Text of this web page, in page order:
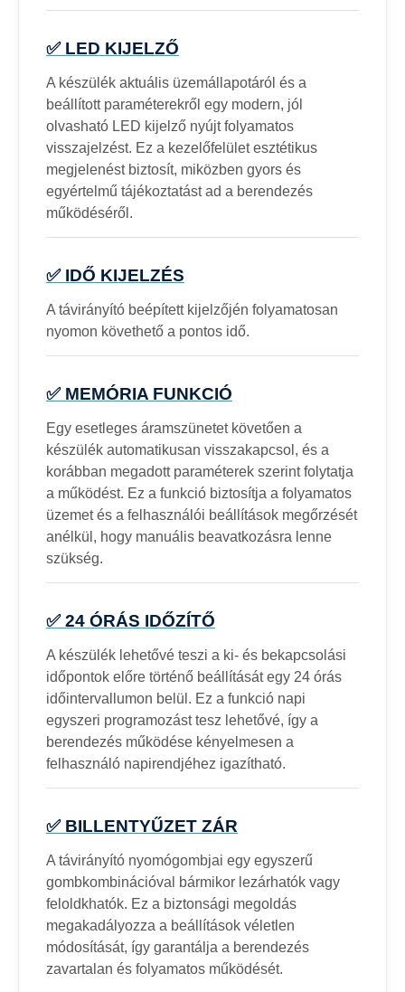
✅ LED KIJELZŐ
A készülék aktuális üzemállapotáról és a
beállított paraméterekről egy modern, jól
olvasható LED kijelző nyújt folyamatos
visszajelzést. Ez a kezelőfelület esztétikus
megjelenést biztosít, miközben gyors és
egyértelmű tájékoztatást ad a berendezés
működéséről.
✅ IDŐ KIJELZÉS
A távirányító beépített kijelzőjén folyamatosan
nyomon követhető a pontos idő.
✅ MEMÓRIA FUNKCIÓ
Egy esetleges áramszünetet követően a
készülék automatikusan visszakapcsol, és a
korábban megadott paraméterek szerint folytatja
a működést. Ez a funkció biztosítja a folyamatos
üzemet és a felhasználói beállítások megőrzését
anélkül, hogy manuális beavatkozásra lenne
szükség.
✅ 24 ÓRÁS IDŐZÍTŐ
A készülék lehetővé teszi a ki- és bekapcsolási
időpontok előre történő beállítását egy 24 órás
időintervallumon belül. Ez a funkció napi
egyszeri programozást tesz lehetővé, így a
berendezés működése kényelmesen a
felhasználó napirendjéhez igazítható.
✅ BILLENTYŰZET ZÁR
A távirányító nyomógombjai egy egyszerű
gombkombinációval bármikor lezárhatók vagy
feloldkhatók. Ez a biztonsági megoldás
megakadályozza a beállítások véletlen
módosítását, így garantálja a berendezés
zavartalan és folyamatos működését.